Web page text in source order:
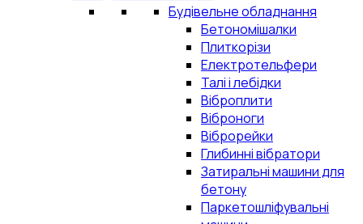
Будівельне обладнання
Бетономішалки
Плиткорізи
Електротельфери
Талі і лебідки
Віброплити
Віброноги
Віброрейки
Глибинні вібратори
Затиральні машини для
бетону
Паркетошліфувальні